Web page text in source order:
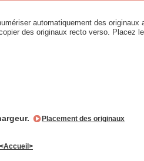
automatiquement des
des originaux recto verso. Placez
Placement des originaux